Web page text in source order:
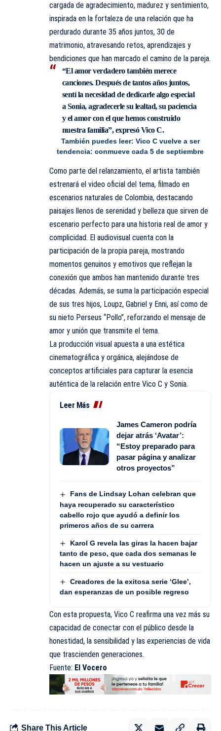
cargada de agradecimiento, madurez y sentimiento,
inspirada en la fortaleza de una relación que ha
perdurado durante 35 años juntos, 30 de
matrimonio, atravesando retos, aprendizajes y
bendiciones que han marcado el camino de la pareja.
“El amor verdadero también merece
canciones. Después de tantos años juntos,
sentí la necesidad de dedicarle algo especial
a Sonia, agradecerle su lealtad, su paciencia
y el amor con el que hemos construido
nuestra familia”, expresó Vico C.
También puedes leer: Vico C vuelve a ser
tendencia: conmueve cada 5 de septiembre
Como parte del relanzamiento, el artista también
estrenará el video oficial del tema, filmado en
escenarios naturales de Colombia, destacando
paisajes llenos de serenidad y belleza que sirven de
escenario perfecto para una historia real de amor y
complicidad. El audiovisual cuenta con la
participación de la propia pareja, mostrando
momentos genuinos y emotivos que reflejan la
conexión que ambos han mantenido durante tres
décadas. Además, se suma la participación especial
de sus tres hijos, Loupz, Gabriel y Enni, así como de
su nieto Perseus “Pollo”, reforzando el mensaje de
amor y unión que transmite el tema.
La producción visual apuesta a una estética
cinematográfica y orgánica, alejándose de
conceptos artificiales para capturar la esencia
auténtica de la relación entre Vico C y Sonia.
Leer Más
James Cameron podría
dejar atrás ‘Avatar’:
“Estoy preparado para
pasar página y analizar
otros proyectos”
Fans de Lindsay Lohan celebran que
haya recuperado su característico
cabello rojo que ayudó a definir los
primeros años de su carrera
Karol G revela las giras la hacen bajar
tanto de peso, que cada dos semanas le
hacen un ajuste a su vestuario
Creadores de la exitosa serie ‘Glee’,
dan esperanzas de un posible regreso
Con esta propuesta, Vico C reafirma una vez más su
capacidad de conectar con el público desde la
honestidad, la sensibilidad y las experiencias de vida
que trascienden generaciones.
Fuente: El Vocero
Share This Article